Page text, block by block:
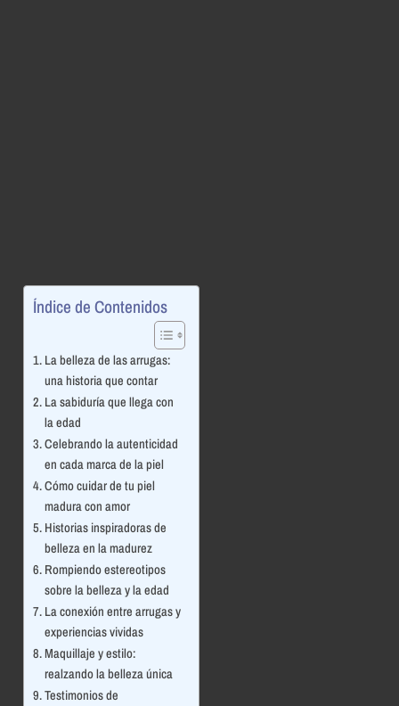
Índice de Contenidos
La belleza de las arrugas:
una historia que contar
La sabiduría que llega con
la edad
Celebrando la autenticidad
en cada marca de la piel
Cómo cuidar de tu piel
madura con amor
Historias inspiradoras de
belleza en la madurez
Rompiendo estereotipos
sobre la belleza y la edad
La conexión entre arrugas y
experiencias vividas
Maquillaje y estilo:
realzando la belleza única
Testimonios de